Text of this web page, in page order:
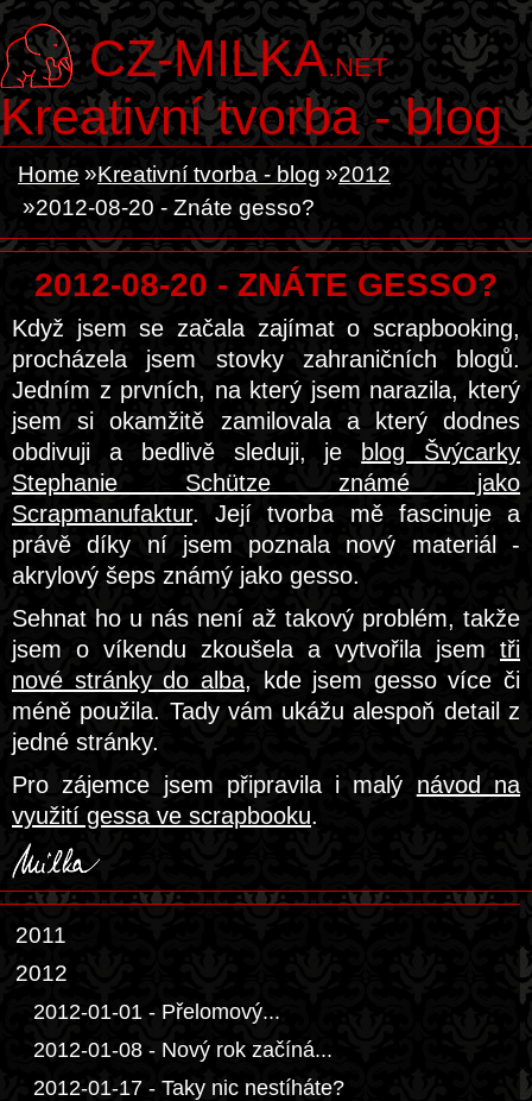
CZ-MILKA.NET
Kreativní tvorba - blog
Home Kreativní tvorba - blog
2012
2012-08-20 - Znáte gesso?
2012-08-20 - ZNÁTE GESSO?
Když jsem se začala zajímat o scrapbooking,
procházela jsem stovky zahraničních blogů.
Jedním z prvních, na který jsem narazila, který
jsem si okamžitě zamilovala a který dodnes
obdivuji a bedlivě sleduji, je
blog Švýcarky
Stephanie Schütze známé jako
Scrapmanufaktur. Její tvorba mě fascinuje a
právě díky ní jsem poznala nový materiál -
akrylový šeps známý jako gesso.
Sehnat ho u nás není až takový problém, takže
jsem o víkendu zkoušela a vytvořila jsem tři
nové stránky do alba, kde jsem gesso více či
méně použila. Tady vám ukážu alespoň detail z
jedné stránky.
Pro zájemce jsem připravila i malý návod na
využití gessa ve scrapbooku.
2011
2012
2012-01-01 - Přelomový...
2012-01-08 - Nový rok začíná...
2012-01-17 - Taky nic nestíháte?